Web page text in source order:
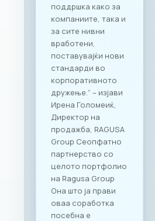
поддршка како за
компаниите, така и
за сите нивни
вработени,
поставувајќи нови
стандарди во
корпоративното
дружење.“ – изјави
Ирена Голомеиќ,
Директор на
продажба, RAGUSA
Group Сеопфатно
партнерство со
целото портфолио
на Ragusa Group
Она што ја прави
оваа соработка
посебна е